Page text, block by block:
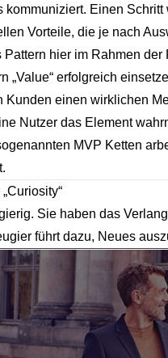
kommuniziert. Einen
Vorteile, die je nach
hier im Rahmen
„Value“ erfolgreich
Kunden einen wirklichen
Nutzer das Element
MVP Ketten
Sie haben das
führt dazu, Neues